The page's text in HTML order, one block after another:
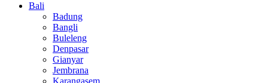
Bali
Badung
Bangli
Buleleng
Denpasar
Gianyar
Jembrana
Karangasem